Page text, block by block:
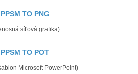
PPSM TO PNG
síťová grafika)
PPSM TO POT
Microsoft PowerPoint)